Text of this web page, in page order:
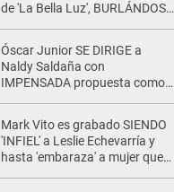
de 'La Bella Luz', BURLÁNDOSE
de maltrato: "Grábame..."
Óscar Junior SE DIRIGE a
Naldy Saldaña con
IMPENSADA propuesta como
Mark Vito es grabado SIENDO
'INFIEL' a Leslie Echevarría y
hasta 'embaraza' a mujer que